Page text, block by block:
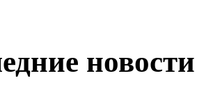
новости